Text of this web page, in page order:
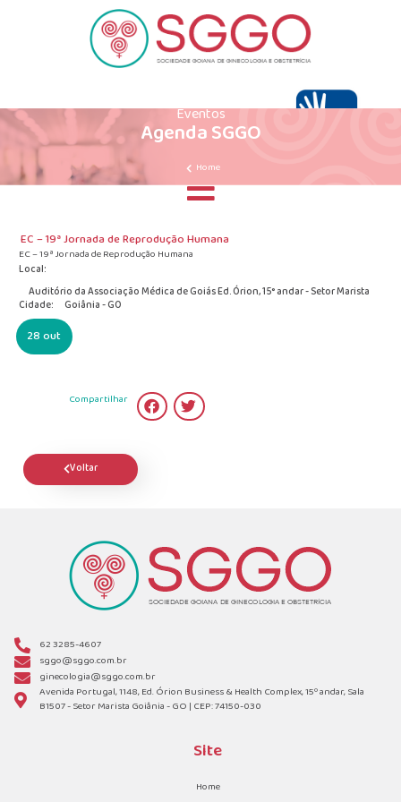
Eventos
Agenda SGGO
Home
EC – 19ª Jornada de Reprodução Humana
EC – 19ª Jornada de Reprodução Humana
Local:
Auditório da Associação Médica de Goiás Ed. Órion, 15° andar - Setor Marista
Cidade: Goiânia - GO
28 out
Compartilhar
Voltar
62 3285-4607
sggo@sggo.com.br
ginecologia@sggo.com.br
Avenida Portugal, 1148, Ed. Órion Business & Health Complex, 15º andar, Sala
B1507 - Setor Marista Goiânia - GO | CEP: 74150-030
Site
Home